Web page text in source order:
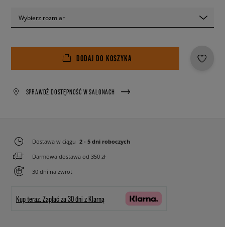
Wybierz rozmiar
DODAJ DO KOSZYKA
SPRAWDŹ DOSTĘPNOŚĆ W SALONACH
Dostawa w ciągu 2 - 5 dni roboczych
Darmowa dostawa od 350 zł
30 dni na zwrot
Kup teraz. Zapłać za 30 dni z Klarną